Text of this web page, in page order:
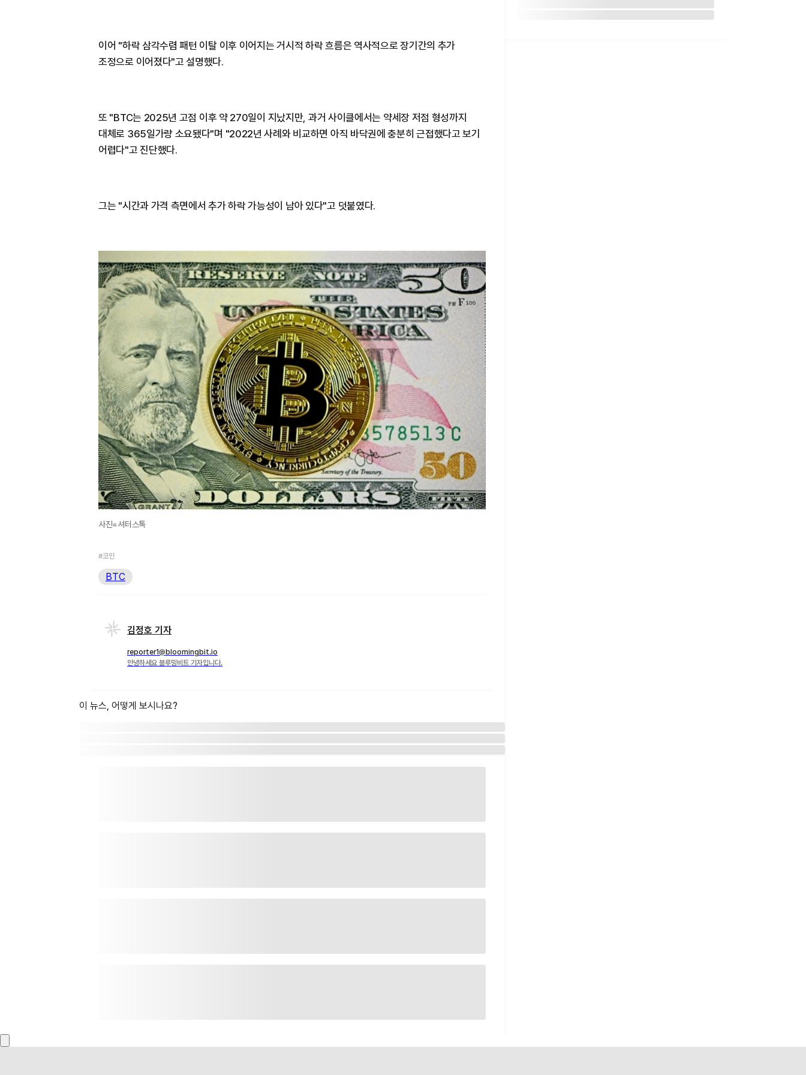
이어 "하락 삼각수렴 패턴 이탈 이후 이어지는 거시적 하락 흐름은 역사적으로 장기간의 추가
조정으로 이어졌다"고 설명했다.
또 "BTC는 2025년 고점 이후 약 270일이 지났지만, 과거 사이클에서는 약세장 저점 형성까지
대체로 365일가량 소요됐다"며 "2022년 사례와 비교하면 아직 바닥권에 충분히 근접했다고 보기
어렵다"고 진단했다.
그는 "시간과 가격 측면에서 추가 하락 가능성이 남아 있다"고 덧붙였다.
사진=셔터스톡
#코인
BTC
김정호 기자
reporter1@bloomingbit.io
안녕하세요 블루밍비트 기자입니다.
이 뉴스, 어떻게 보시나요?